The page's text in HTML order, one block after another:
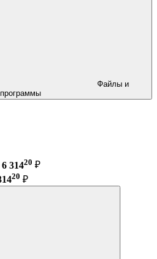
программы
6 31420 ₽
20 ₽